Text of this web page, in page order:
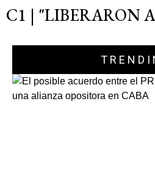
C1 | "LIBERARON